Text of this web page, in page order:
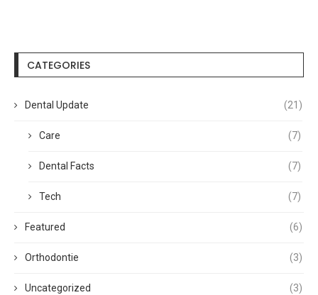
CATEGORIES
Dental Update (21)
Care (7)
Dental Facts (7)
Tech (7)
Featured (6)
Orthodontie (3)
Uncategorized (3)